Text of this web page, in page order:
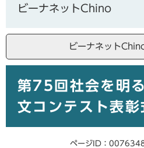
ビーナネットChino
ビーナネット
第75回社会を明
文コンテスト表彰
ページID：